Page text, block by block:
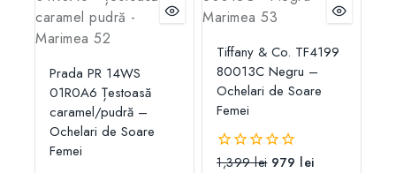
Prada PR 14WS
01R0A6 Țestoasă
caramel/pudră –
Ochelari de Soare
Femei
Tiffany & Co. TF4199
80013C Negru –
Ochelari de Soare
Femei
0
1,399lei 979 lei